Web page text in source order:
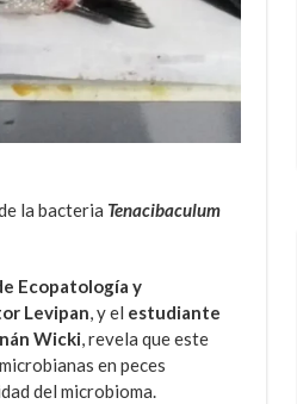
la bacteria Tenacibaculum
Ecopatología y
Levipan, y el estudiante
Wicki, revela que este
en peces
del microbioma.